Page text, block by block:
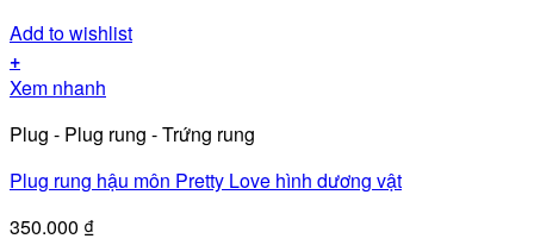
Add to wishlist
+
Xem nhanh
Plug - Plug rung - Trứng rung
Plug rung hậu môn Pretty Love hình dương vật
350.000 ₫